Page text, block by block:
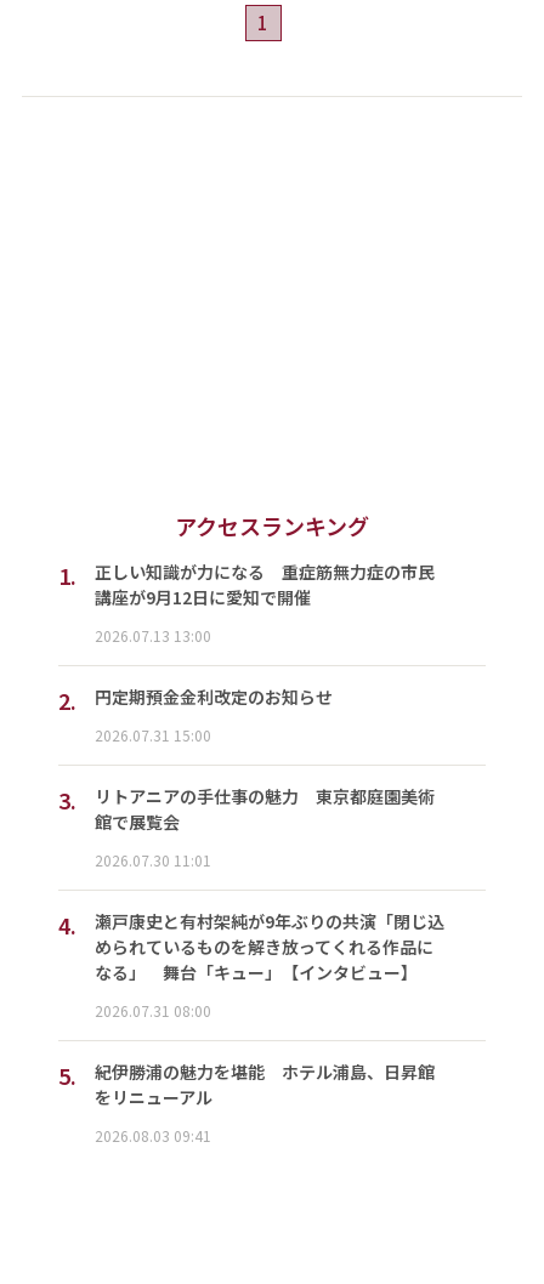
1
アクセスランキング
1.
正しい知識が力になる 重症筋無力症の市民
講座が9月12日に愛知で開催
2026.07.13 13:00
2. 円定期預金金利改定のお知らせ
2026.07.31 15:00
3.
リトアニアの手仕事の魅力 東京都庭園美術
館で展覧会
2026.07.30 11:01
4.
瀬戸康史と有村架純が9年ぶりの共演「閉じ込
められているものを解き放ってくれる作品に
なる」 舞台「キュー」【インタビュー】
2026.07.31 08:00
5.
紀伊勝浦の魅力を堪能 ホテル浦島、日昇館
をリニューアル
2026.08.03 09:41